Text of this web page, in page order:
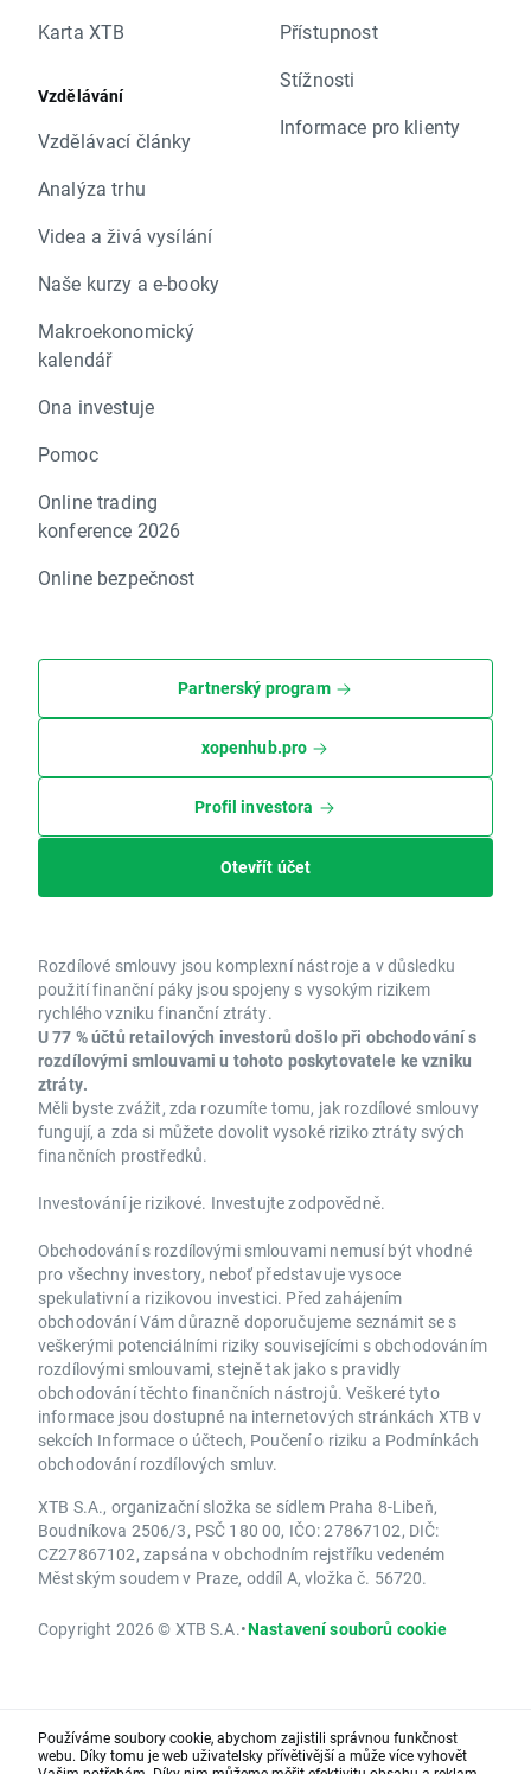
Karta XTB
Vzdělávání
Vzdělávací články
Analýza trhu
Videa a živá vysílání
Naše kurzy a e-booky
Makroekonomický
kalendář
Ona investuje
Pomoc
Online trading
konference 2026
Online bezpečnost
Přístupnost
Stížnosti
Informace pro klienty
Partnerský program
xopenhub.pro
Profil investora
Otevřít účet
Rozdílové smlouvy jsou komplexní nástroje a v důsledku
použití finanční páky jsou spojeny s vysokým rizikem
rychlého vzniku finanční ztráty.
U 77 % účtů retailových investorů došlo při obchodování s
rozdílovými smlouvami u tohoto poskytovatele ke vzniku
ztráty.
Měli byste zvážit, zda rozumíte tomu, jak rozdílové smlouvy
fungují, a zda si můžete dovolit vysoké riziko ztráty svých
finančních prostředků.
Investování je rizikové. Investujte zodpovědně.
Obchodování s rozdílovými smlouvami nemusí být vhodné
pro všechny investory, neboť představuje vysoce
spekulativní a rizikovou investici. Před zahájením
obchodování Vám důrazně doporučujeme seznámit se s
veškerými potenciálními riziky souvisejícími s obchodováním
rozdílovými smlouvami, stejně tak jako s pravidly
obchodování těchto finančních nástrojů. Veškeré tyto
informace jsou dostupné na internetových stránkách XTB v
sekcích Informace o účtech, Poučení o riziku a Podmínkách
obchodování rozdílových smluv.
XTB S.A., organizační složka se sídlem Praha 8-Libeň,
Boudníkova 2506/3, PSČ 180 00, IČO: 27867102, DIČ:
CZ27867102, zapsána v obchodním rejstříku vedeném
Městským soudem v Praze, oddíl A, vložka č. 56720.
Copyright 2026 © XTB S.A.•Nastavení souborů cookie
Používáme soubory cookie, abychom zajistili správnou funkčnost
webu. Díky tomu je web uživatelsky přívětivější a může více vyhovět